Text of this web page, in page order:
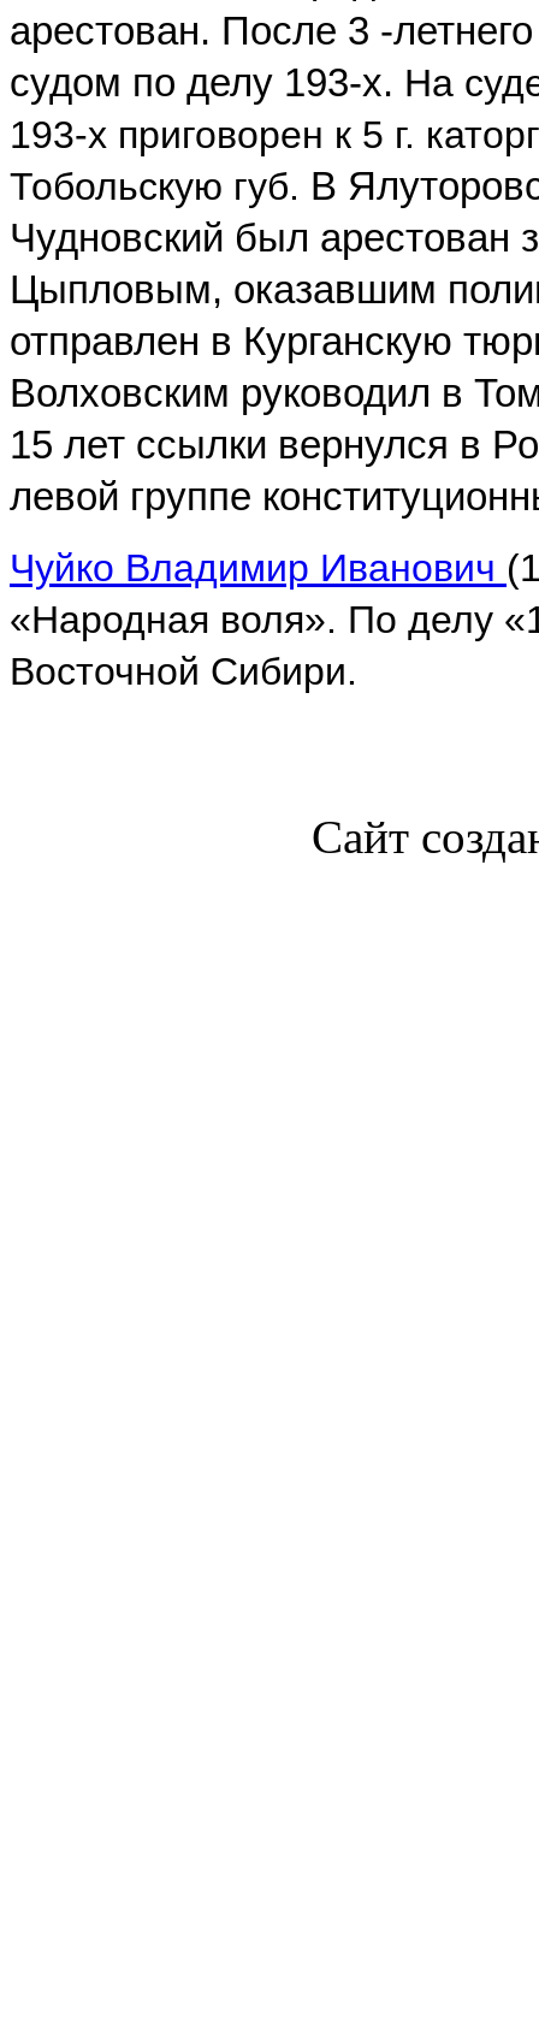
арестован. После 3 -
судом по делу 193-х. На
193-х приговорен к 5 г.
Тобольскую губ. В
Чудновский был арестован
Цыпловым, оказавшим
отправлен в Курганскую
Волховским руководил в
15 лет ссылки вернулся в
левой группе
Чуйко Владимир Иванович
«Народная воля». По делу
Восточной Сибири.
Сайт